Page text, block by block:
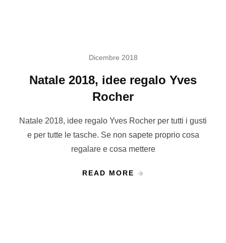
Dicembre 2018
Natale 2018, idee regalo Yves
Rocher
Natale 2018, idee regalo Yves Rocher per tutti i gusti
e per tutte le tasche. Se non sapete proprio cosa
regalare e cosa mettere
READ MORE